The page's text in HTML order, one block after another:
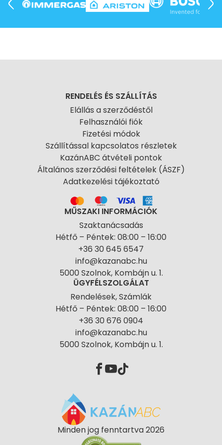
RENDELÉS ÉS SZÁLLÍTÁS
Elállás a szerződéstől
Felhasználói fiók
Fizetési módok
Szállítással kapcsolatos részletek
KazánABC átvételi pontok
Általános szerződési feltételek (ÁSZF)
Adatkezelési tájékoztató
MŰSZAKI INFORMÁCIÓK
Szaktanácsadás
Hétfő – Péntek: 08:00 – 16:00
+36 30 645 6547
info@kazanabc.hu
5000 Szolnok, Kombájn u. 1.
ÜGYFÉLSZOLGÁLAT
Rendelések, Számlák
Hétfő – Péntek: 08:00 – 16:00
+36 30 676 0904
info@kazanabc.hu
5000 Szolnok, Kombájn u. 1.
Minden jog fenntartva 2026